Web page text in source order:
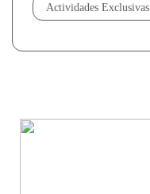
Actividades Exclusivas